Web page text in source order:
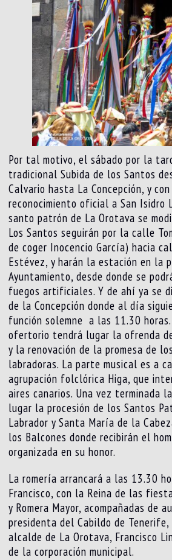
Por tal motivo, el sábado por la
tradicional Subida de los Santos
Calvario hasta La Concepción, y
reconocimiento oficial a San Isidro
santo patrón de La Orotava se
Los Santos seguirán por la calle
de coger Inocencio García) hacia
Estévez, y harán la estación en la
Ayuntamiento, desde donde se
fuegos artificiales. Y de ahí ya se
de la Concepción donde al día
función solemne a las 11.30
ofertorio tendrá lugar la ofrenda
y la renovación de la promesa de
labradoras. La parte musical es a
agrupación folclórica Higa, que
aires canarios. Una vez terminada
lugar la procesión de los Santos
Labrador y Santa María de la
los Balcones donde recibirán el
organizada en su honor.
La romería arrancará a las 13.30
Francisco, con la Reina de las
y Romera Mayor, acompañadas de
presidenta del Cabildo de Tenerife,
alcalde de La Orotava, Francisco
de la corporación municipal.